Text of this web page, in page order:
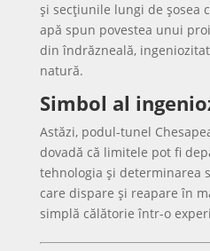
și secțiunile lungi de șosea
apă spun povestea unui
din îndrăzneală,
natură.
Simbol al
Astăzi, podul-tunel
dovadă că limitele pot fi
tehnologia și determinarea
care dispare și reapare în
simplă călătorie într-o